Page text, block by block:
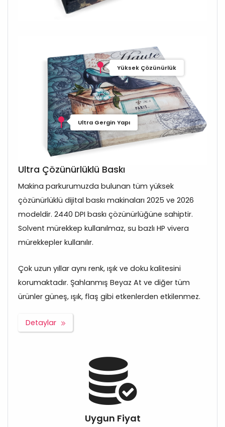
Yüksek Çözünürlük
Ultra Gergin Yapı
Ultra Çözünürlüklü Baskı
Makina parkurumuzda bulunan tüm yüksek
çözünürlüklü dijital baskı makinaları 2025 ve 2026
modeldir. 2440 DPI baskı çözünürlüğüne sahiptir.
Solvent mürekkep kullanılmaz, su bazlı HP vivera
mürekkepler kullanılır.
Çok uzun yıllar aynı renk, ışık ve doku kalitesini
korumaktadır. Şahlanmış Beyaz At ve diğer tüm
ürünler güneş, ışık, flaş gibi etkenlerden etkilenmez.
Detaylar
Uygun Fiyat